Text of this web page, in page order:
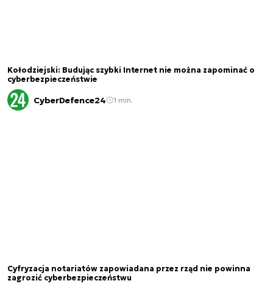
Kołodziejski: Budując szybki Internet nie można zapominać o
cyberbezpieczeństwie
CyberDefence24 1 min.
Cyfryzacja notariatów zapowiadana przez rząd nie powinna
zagrozić cyberbezpieczeństwu